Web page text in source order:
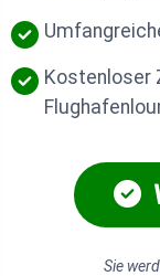
Kostenloser
Sie